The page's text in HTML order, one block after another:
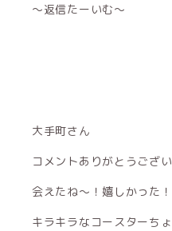
〜返信たーいむ〜
大手町さん
コメントありがとうござい
会えたね〜！嬉しかった！
キラキラなコースターち